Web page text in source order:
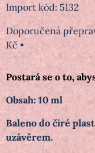
Import kód: 5132
Kč •
Postará se o to,
Obsah: 10 ml
Baleno do čiré
uzávěrem.